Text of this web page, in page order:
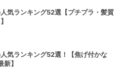
気ランキング52選【プチプラ・髪質
気ランキング52選！【焦げ付かな
】